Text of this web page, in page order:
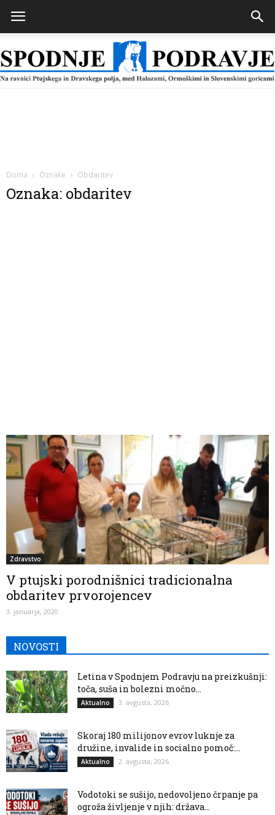
Doma Oznake Obdaritev
Oznaka: obdaritev
Zdravstvo
V ptujski porodnišnici tradicionalna
obdaritev prvorojencev
3. januarja, 2020
NOVOSTI
Letina v Spodnjem Podravju na preizkušnji:
toča, suša in bolezni močno...
Aktualno 3. avgusta, 2026
Skoraj 180 milijonov evrov luknje za
družine, invalide in socialno pomoč:...
Aktualno 2. avgusta, 2026
Vodotoki se sušijo, nedovoljeno črpanje pa
ogroža življenje v njih: država...